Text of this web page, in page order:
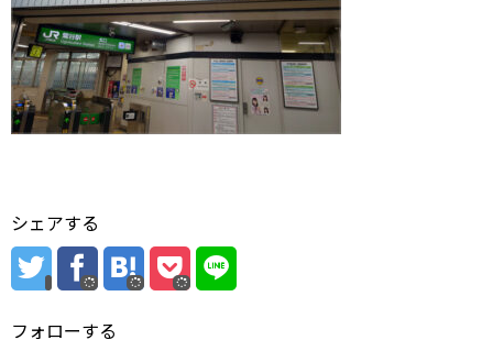
シェアする
フォローする